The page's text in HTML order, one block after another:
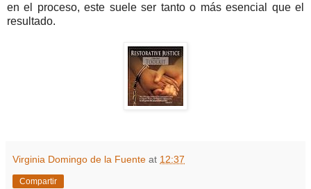
en el proceso, este suele ser tanto o más esencial que el
resultado.
Virginia Domingo de la Fuente at 12:37
Compartir